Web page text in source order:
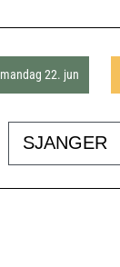
mandag 22. jun
Genre